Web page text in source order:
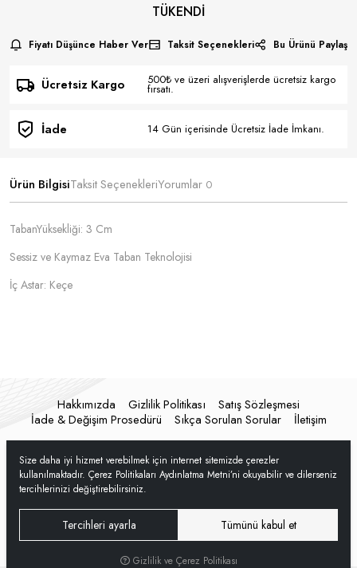
TÜKENDI
Fiyatı Düşünce Haber Ver Taksit Seçenekleri Bu Ürünü Paylaş
Ücretsiz Kargo 500₺ ve üzeri alışverişlerde ücretsiz kargo
fırsatı.
İade 14 Gün içerisinde Ücretsiz İade İmkanı.
Ürün BilgisiTaksit SeçenekleriYorumlar 0
TabanYüksekliği: 3 Cm
Sessiz ve Kaymaz Eva Taban Teknolojisi
İç Astar: Keçe
Hakkımızda Gizlilik Politikası
Satış Sözleşmesi
İade & Değişim Prosedürü
Sıkça Sorulan Sorular İletişim
Size daha iyi hizmet verebilmek için internet sitemizde çerezler
kullanılmaktadır. Çerez Politikaları Aydınlatma Metni’ni okuyabilir ve dilerseniz
tercihlerinizi değiştirebilirsiniz.
Tercihleri ayarla Tümünü kabul et
Gizlilik ve Çerez Politikası